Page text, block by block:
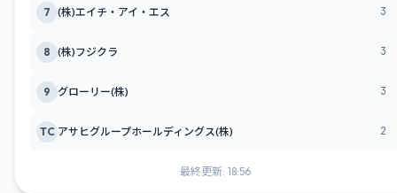
7 (株)エイチ・アイ・エス 3
8 (株)フジクラ 3
9 グローリー(株) 3
TC アサヒグループホールディングス(株) 2
最終更新: 18:56